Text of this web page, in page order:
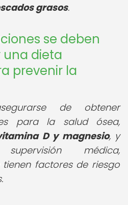
grasos.
se deben
una dieta
prevenir la
de obtener
para la salud ósea,
D y magnesio, y
médica,
factores de riesgo